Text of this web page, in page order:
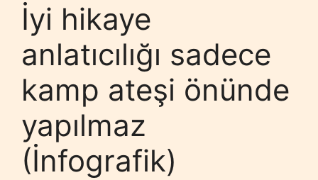
İyi hikaye
anlatıcılığı sadece
kamp ateşi önünde
yapılmaz
(İnfografik)